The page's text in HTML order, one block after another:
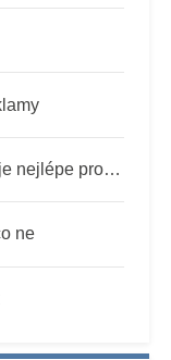
Jaké nastavení osvětlení funguje nejlépe pro vlogy?
ne